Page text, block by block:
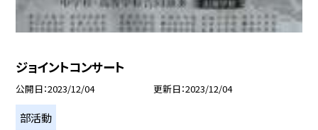
ジョイントコンサート
公開日 2023/12/04 更新日 2023/12/04
部活動